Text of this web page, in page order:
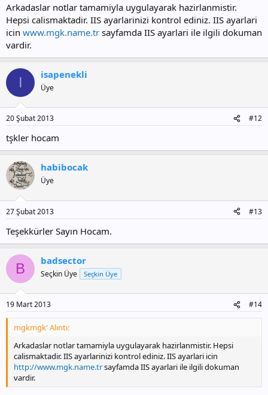
Arkadaslar notlar tamamiyla uygulayarak hazirlanmistir.
Hepsi calismaktadir. IIS ayarlarinizi kontrol ediniz. IIS ayarlari
icin www.mgk.name.tr sayfamda IIS ayarlari ile ilgili dokuman
vardir.
I isapenekli
Üye
20 Şubat 2013 #12
tşkler hocam
habibocak
Üye
27 Şubat 2013 #13
Teşekkürler Sayın Hocam.
B badsector
Seçkin Üye Seçkin Üye
19 Mart 2013 #14
mgkmgk' Alıntı:
Arkadaslar notlar tamamiyla uygulayarak hazirlanmistir. Hepsi
calismaktadir. IIS ayarlarinizi kontrol ediniz. IIS ayarlari icin
http://www.mgk.name.trsayfamda IIS ayarlari ile ilgili dokuman
vardir.